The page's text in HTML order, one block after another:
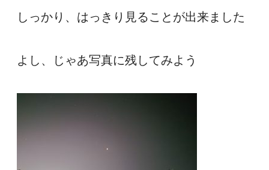
しっかり、はっきり見ることが出来ました
よし、じゃあ写真に残してみよう